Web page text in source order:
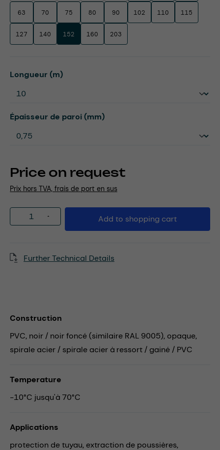
Price on request
Prix hors TVA, frais de port en sus
63 70 75 80 90 102 110 115
127 140 152 160 203
Select
Longueur (m)
Select
Épaisseur de paroi (mm)
Product Quantity: Enter the desired
Add to shopping cart
Further Technical Details
Construction
PVC, noir / noir foncé (similaire RAL 9005), opaque,
spirale acier / spirale acier à ressort / gainé / PVC
Temperature
-10°C jusqu'à 70°C
Applications
protection de tuyau, extraction de poussières,